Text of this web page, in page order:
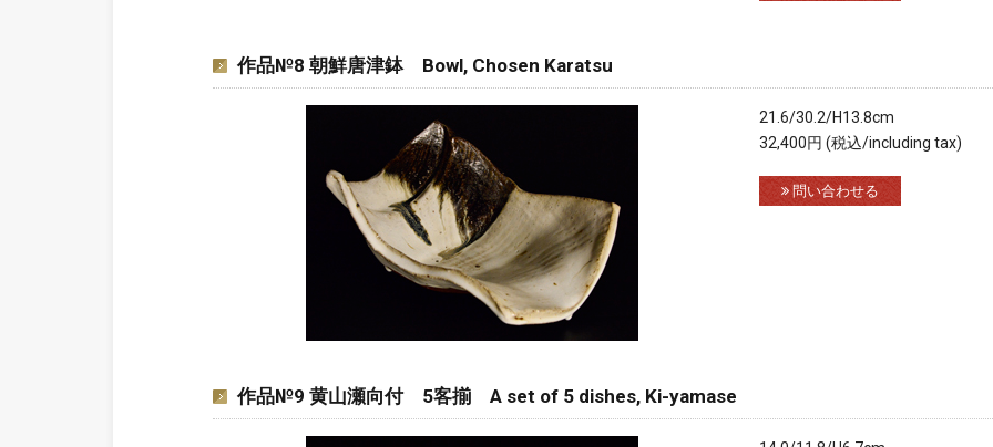
作品№8 朝鮮唐津鉢 Bowl, Chosen Karatsu
21.6/30.2/H13.8cm
32,400円 (税込/including tax)
問い合わせる
作品№9 黄山瀬向付 5客揃 A set of 5 dishes, Ki-yamase